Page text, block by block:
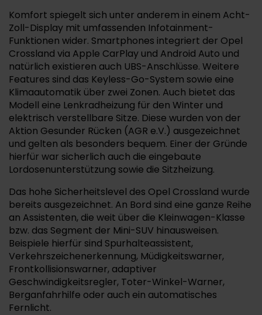
Komfort spiegelt sich unter anderem in einem Acht-
Zoll-Display mit umfassenden Infotainment-
Funktionen wider. Smartphones integriert der Opel
Crossland via Apple CarPlay und Android Auto und
natürlich existieren auch UBS-Anschlüsse. Weitere
Features sind das Keyless-Go-System sowie eine
Klimaautomatik über zwei Zonen. Auch bietet das
Modell eine Lenkradheizung für den Winter und
elektrisch verstellbare Sitze. Diese wurden von der
Aktion Gesunder Rücken (AGR e.V.) ausgezeichnet
und gelten als besonders bequem. Einer der Gründe
hierfür war sicherlich auch die eingebaute
Lordosenunterstützung sowie die Sitzheizung.
Das hohe Sicherheitslevel des Opel Crossland wurde
bereits ausgezeichnet. An Bord sind eine ganze Reihe
an Assistenten, die weit über die Kleinwagen-Klasse
bzw. das Segment der Mini-SUV hinausweisen.
Beispiele hierfür sind Spurhalteassistent,
Verkehrszeichenerkennung, Müdigkeitswarner,
Frontkollisionswarner, adaptiver
Geschwindigkeitsregler, Toter-Winkel-Warner,
Berganfahrhilfe oder auch ein automatisches
Fernlicht.